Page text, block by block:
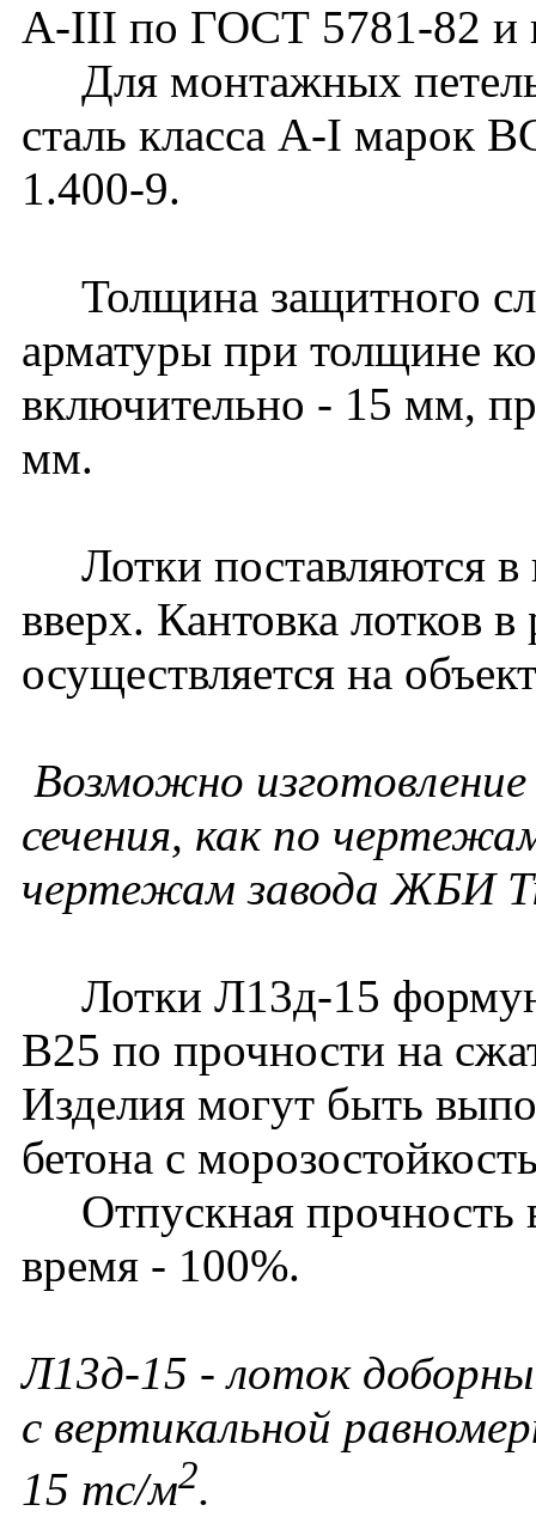
А-III по ГОСТ 5781-82 и
Для монтажных петель
сталь класса А-I марок
1.400-9.
Толщина защитного
арматуры при толщине
включительно - 15 мм,
мм.
Лотки поставляются в
вверх. Кантовка лотков
осуществляется на
Возможно
сечения, как по
чертежам завода ЖБИ
Лотки Л13д-15
В25 по прочности на
Изделия могут быть
бетона с
Отпускная прочность
время - 100%.
Л13д-15 - лоток
с вертикальной
15 тс/м2.